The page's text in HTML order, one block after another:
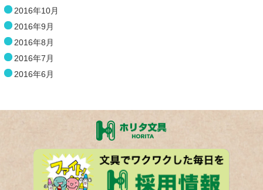
2016年10月
2016年9月
2016年8月
2016年7月
2016年6月